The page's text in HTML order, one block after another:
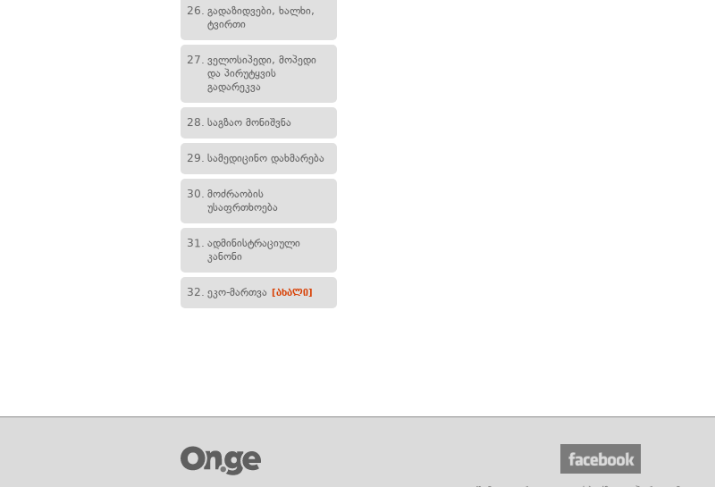
26. გადაზიდვები, ხალხი,
ტვირთი
27. ველოსიპედი, მოპედი
და პირუტყვის
გადარეკვა
28. საგზაო მონიშვნა
29. სამედიცინო დახმარება
30. მოძრაობის
უსაფრთხოება
31. ადმინისტრაციული
კანონი
32. ეკო-მართვა [ახალი]